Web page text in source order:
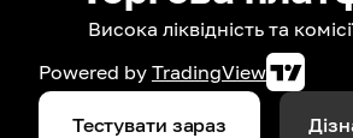
Висока ліквідність та
Powered by TradingView
Тестувати зараз